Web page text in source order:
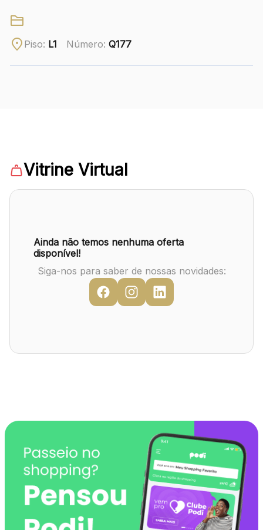
Chamar Uber
Mapa Virtual
Piso: L1 Número: Q177
Vitrine Virtual
Ainda não temos nenhuma oferta
disponível!
Siga-nos para saber de nossas novidades: